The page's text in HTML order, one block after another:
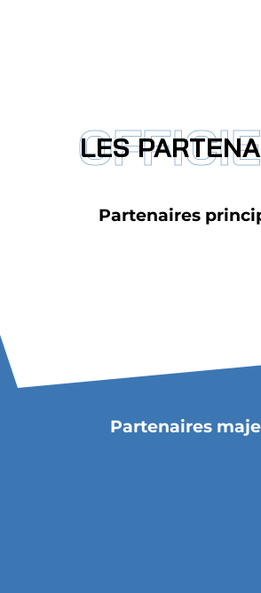
LES
Partenaires
Partenaires